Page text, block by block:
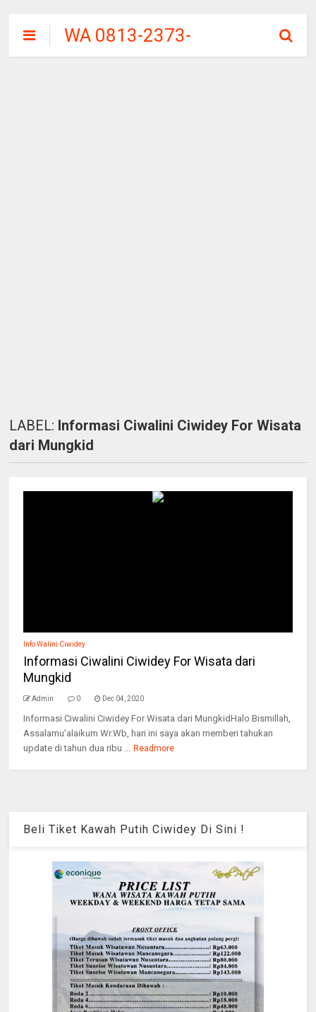
WA 0813-2373-
9973 | WALINI
LABEL: Informasi Ciwalini Ciwidey For Wisata
dari Mungkid
Info Walini Ciwidey
Informasi Ciwalini Ciwidey For Wisata dari
Mungkid
Admin 0 Dec 04, 2020
Informasi Ciwalini Ciwidey For Wisata dari MungkidHalo Bismillah,
Assalamu’alaikum Wr.Wb, hari ini saya akan memberi tahukan
update di tahun dua ribu ... Readmore
Beli Tiket Kawah Putih Ciwidey Di Sini !